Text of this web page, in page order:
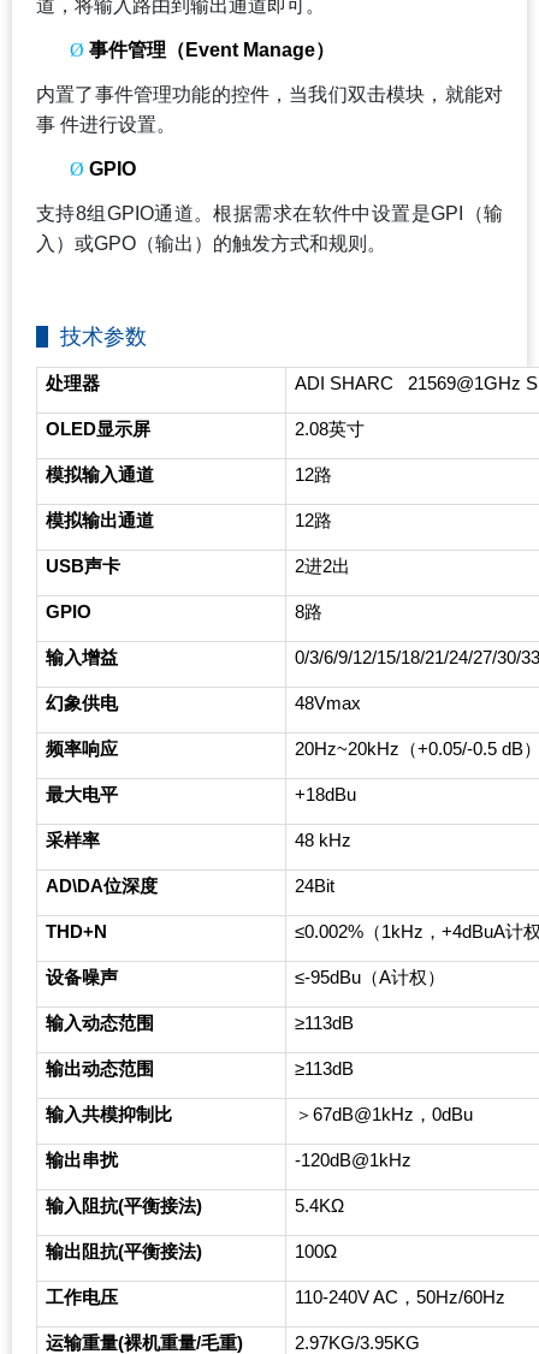
道，将输入路由到输出通道即可。
Ø 事件管理（Event Manage）
内置了事件管理功能的控件，当我们双击模块，就能对
事 件进行设置。
Ø GPIO
支持8组GPIO通道。根据需求在软件中设置是GPI（输
入）或GPO（输出）的触发方式和规则。
技术参数
处理器 ADI SHARC 21569@1GHz
OLED显示屏 2.08英寸
模拟输入通道 12路
模拟输出通道 12路
USB声卡 2进2出
GPIO 8路
输入增益 0/3/6/9/12/15/18/21/24/27/30/
幻象供电 48Vmax
频率响应 20Hz~20kHz （+0.05/-0.5 dB
最大电平 +18dBu
采样率 48 kHz
AD\DA位深度 24Bit
THD+N ≤0.002%（1kHz，+4dBuA计
设备噪声 ≤-95dBu（A计权）
输入动态范围 ≥113dB
输出动态范围 ≥113dB
输入共模抑制比 ＞67dB@1kHz，0dBu
输出串扰 -120dB@1kHz
输入阻抗(平衡接法) 5.4KΩ
输出阻抗(平衡接法) 100Ω
工作电压 110-240V AC ，50Hz/60Hz
运输重量(裸机重量/毛重) 2.97KG/3.95KG